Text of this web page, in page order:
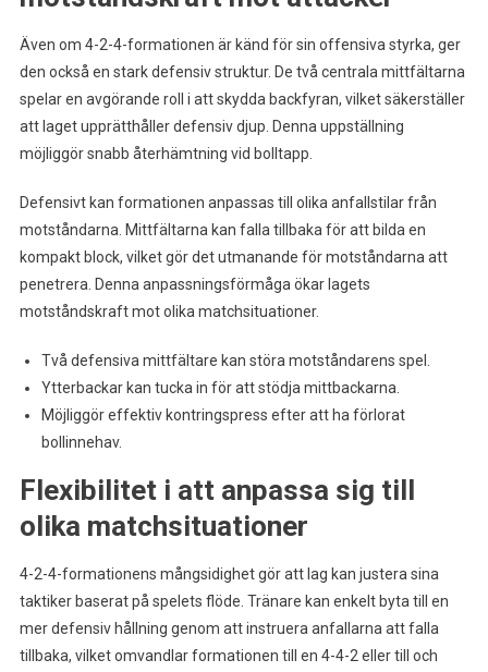
Även om 4-2-4-formationen är känd för sin offensiva styrka, ger
den också en stark defensiv struktur. De två centrala mittfältarna
spelar en avgörande roll i att skydda backfyran, vilket säkerställer
att laget upprätthåller defensiv djup. Denna uppställning
möjliggör snabb återhämtning vid bolltapp.
Defensivt kan formationen anpassas till olika anfallstilar från
motståndarna. Mittfältarna kan falla tillbaka för att bilda en
kompakt block, vilket gör det utmanande för motståndarna att
penetrera. Denna anpassningsförmåga ökar lagets
motståndskraft mot olika matchsituationer.
Två defensiva mittfältare kan störa motståndarens spel.
Ytterbackar kan tucka in för att stödja mittbackarna.
Möjliggör effektiv kontringspress efter att ha förlorat
bollinnehav.
Flexibilitet i att anpassa sig till
olika matchsituationer
4-2-4-formationens mångsidighet gör att lag kan justera sina
taktiker baserat på spelets flöde. Tränare kan enkelt byta till en
mer defensiv hållning genom att instruera anfallarna att falla
tillbaka, vilket omvandlar formationen till en 4-4-2 eller till och